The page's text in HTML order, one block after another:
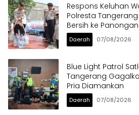
Respons Keluhan
Polresta
Bersih ke Panongan
Daerah 07/08/2026
Blue Light Patrol
Tangerang
Pria Diamankan
Daerah 07/08/2026